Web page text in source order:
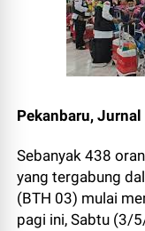
Pekanbaru, Jurnal
Sebanyak 438
yang tergabung
(BTH 03) mulai
pagi ini, Sabtu (3/